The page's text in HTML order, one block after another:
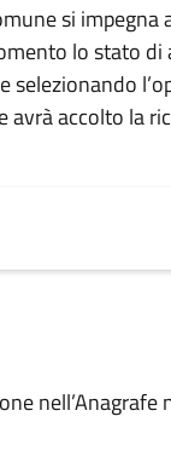
si impegna
lo stato di
accolto la
nell’Anagrafe